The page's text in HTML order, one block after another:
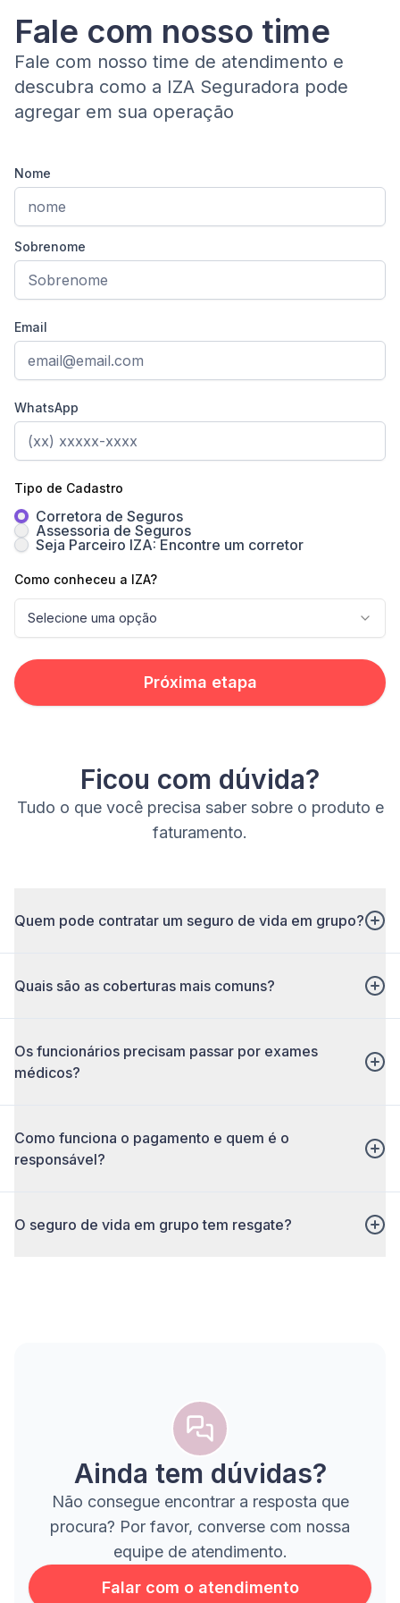
Fale com nosso time
Fale com nosso time de atendimento e
descubra como a IZA Seguradora pode
agregar em sua operação
Nome
Sobrenome
Email
WhatsApp
Tipo de Cadastro
Corretora de Seguros
Assessoria de Seguros
Seja Parceiro IZA: Encontre um corretor
Como conheceu a IZA?
Selecione uma opção
Próxima etapa
Ficou com dúvida?
Tudo o que você precisa saber sobre o produto e
faturamento.
Quem pode contratar um seguro de vida em grupo?
Quais são as coberturas mais comuns?
Os funcionários precisam passar por exames
médicos?
Como funciona o pagamento e quem é o
responsável?
O seguro de vida em grupo tem resgate?
Ainda tem dúvidas?
Não consegue encontrar a resposta que
procura? Por favor, converse com nossa
equipe de atendimento.
Falar com o atendimento